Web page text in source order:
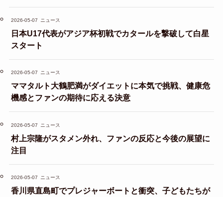
2026-05-07 ニュース
日本U17代表がアジア杯初戦でカタールを撃破して白星
スタート
2026-05-07 ニュース
ママタルト大鶴肥満がダイエットに本気で挑戦、健康危
機感とファンの期待に応える決意
2026-05-07 ニュース
村上宗隆がスタメン外れ、ファンの反応と今後の展望に
注目
2026-05-07 ニュース
香川県直島町でプレジャーボートと衝突、子どもたちが